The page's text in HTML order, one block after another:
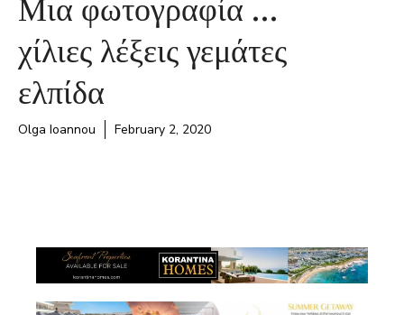
χίλιες λέξεις γεμάτες
ελπίδα
Olga Ioannou February 2, 2020